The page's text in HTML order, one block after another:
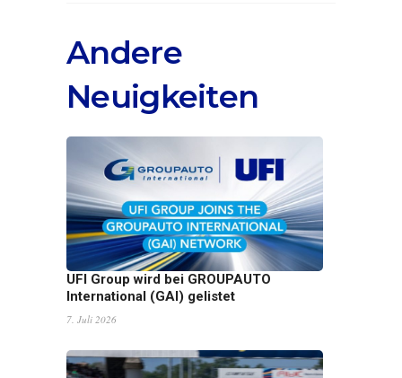
Andere
Neuigkeiten
UFI Group wird bei GROUPAUTO
International (GAI) gelistet
7. Juli 2026